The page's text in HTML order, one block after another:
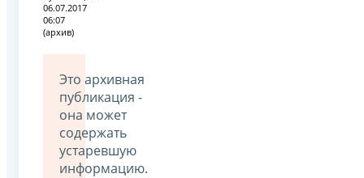
06.07.2017
06:07
(архив)
Это архивная
публикация -
она может
содержать
устаревшую
информацию.